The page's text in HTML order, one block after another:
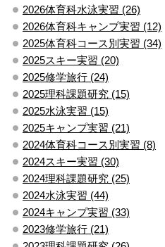
2026体育科水泳実習 (26)
2026体育科キャンプ実習 (12)
2025体育科コース別実習 (34)
2025スキー実習 (20)
2025修学旅行 (24)
2025理科課題研究 (15)
2025水泳実習 (15)
2025キャンプ実習 (21)
2024体育科コース別実習 (8)
2024スキー実習 (30)
2024理科課題研究 (25)
2024水泳実習 (44)
2024キャンプ実習 (33)
2023修学旅行 (21)